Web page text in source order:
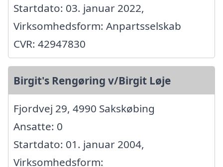
Startdato: 03. januar 2022,
Virksomhedsform: Anpartsselskab
CVR: 42947830
Birgit's Rengøring v/Birgit Løje
Fjordvej 29, 4990 Sakskøbing
Ansatte: 0
Startdato: 01. januar 2004,
Virksomhedsform: